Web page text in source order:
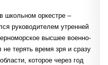
школьном оркестре –
руководителем утренней
высшее военно-
терять время зря и сразу
которое через год